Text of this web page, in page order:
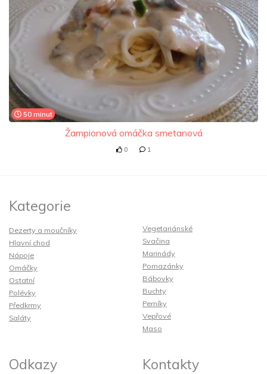
50 minut
Žampionová omáčka smetanová
0 1
Kategorie
Dezerty a moučníky
Hlavní chod
Nápoje
Omáčky
Ostatní
Polévky
Předkrmy
Saláty
Vegetariánské
Svačina
Marinády
Pomazánky
Bábovky
Buchty
Perníky
Vepřové
Maso
Odkazy Kontakty